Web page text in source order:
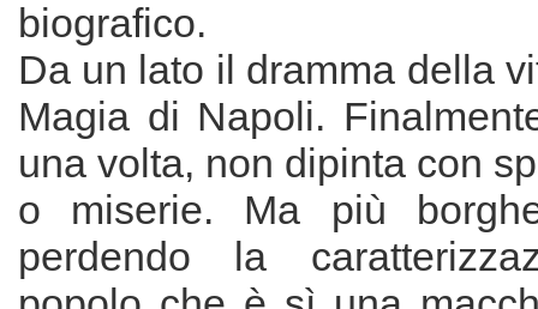
biografico.
Da un lato il dramma della
Magia di Napoli.
una volta, non dipinta con
o miserie. Ma più
perdendo la